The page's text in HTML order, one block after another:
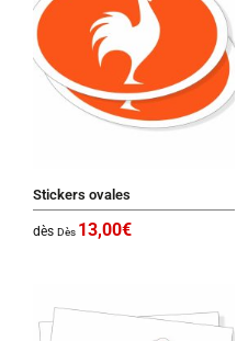
Stickers ovales
dès Dès 13,00€